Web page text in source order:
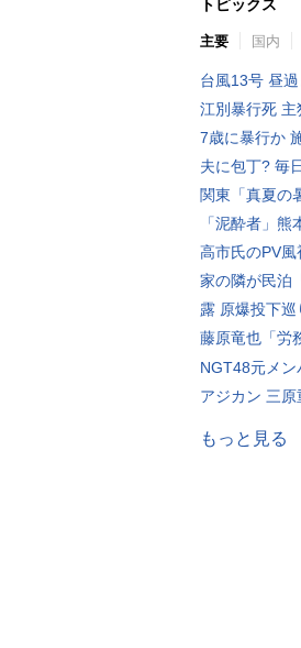
トピックス
主要 国内
台風13号 昼
江別暴行死 主
7歳に暴行か
夫に包丁? 毎
関東「真夏の
「泥酔者」
高市氏のPV
家の隣が民泊
露 原爆投下巡
藤原竜也「労
NGT48元メン
アジカン 三
もっと見る